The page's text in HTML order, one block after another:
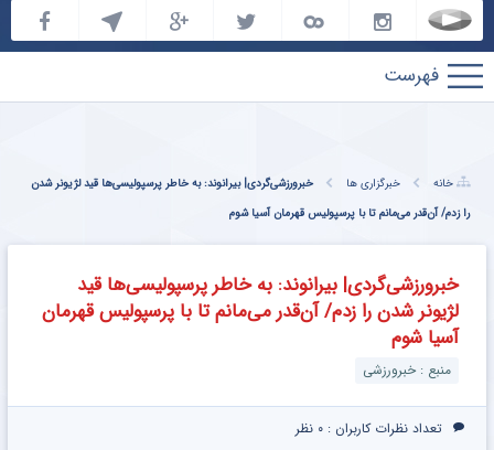
پارس
فوتبال
خانه خبرگزاری ها
خبرورزشی‌گردی| بیرانوند: به خاطر پرسپولیسی‌ها قید لژیونر شدن
را زدم/ آن‌قدر می‌مانم تا با پرسپولیس قهرمان آسیا شوم
خبرورزشی‌گردی| بیرانوند: به خاطر پرسپولیسی‌ها قید
لژیونر شدن را زدم/ آن‌قدر می‌مانم تا با پرسپولیس قهرمان
آسیا شوم
منبع : خبرورزشی
تعداد نظرات کاربران : ۰ نظر